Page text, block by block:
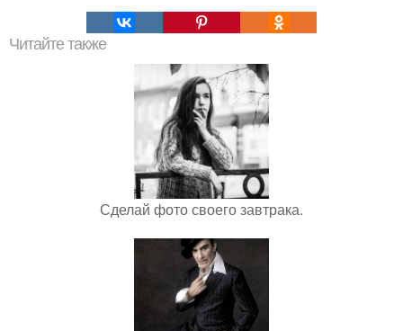
Читайте также
Сделай фото своего завтрака.